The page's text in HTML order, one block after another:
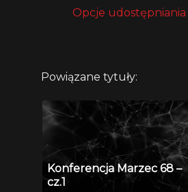
Opcje udostępniania
Powiązane tytuły:
Konferencja Marzec 68 –
cz.1